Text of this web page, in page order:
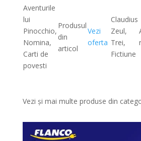
Aventurile
lui
Pinocchio,
Nomina,
Carti de
povesti
Produsul
din
articol
Vezi
oferta
Claudius
Zeul,
Trei,
Fictiune
Vezi și mai multe produse din